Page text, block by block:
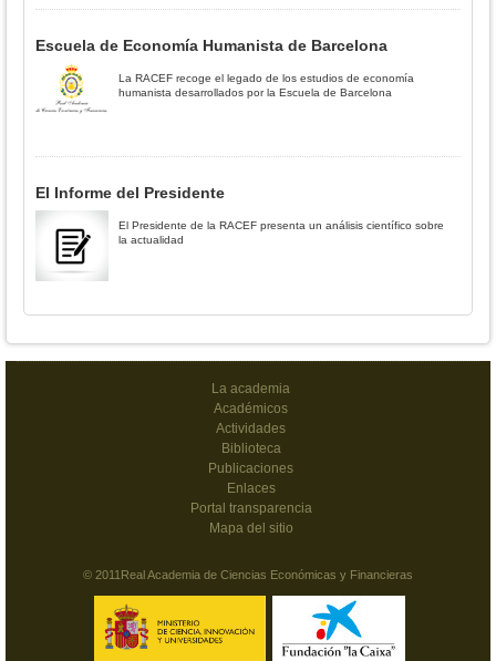
Escuela de Economía Humanista de Barcelona
La RACEF recoge el legado de los estudios de economía
humanista desarrollados por la Escuela de Barcelona
El Informe del Presidente
El Presidente de la RACEF presenta un análisis científico sobre
la actualidad
La academia
Académicos
Actividades
Biblioteca
Publicaciones
Enlaces
Portal transparencia
Mapa del sitio
© 2011Real Academia de Ciencias Económicas y Financieras